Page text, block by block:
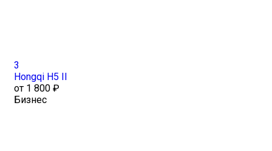
3
Hongqi H5 II
от 1 800 ₽
Бизнес